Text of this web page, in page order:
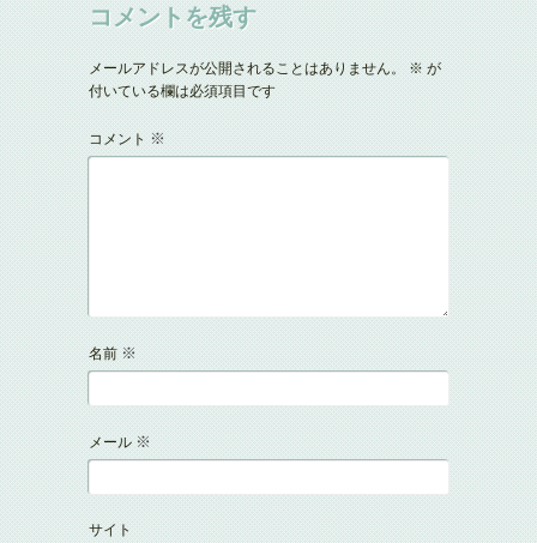
コメントを残す
メールアドレスが公開されることはありません。 ※ が
付いている欄は必須項目です
コメント ※
名前 ※
メール ※
サイト